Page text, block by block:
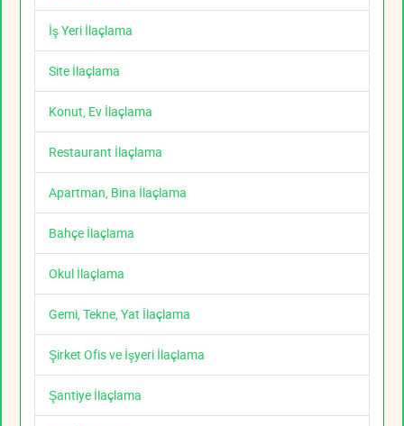
İş Yeri İlaçlama
Site İlaçlama
Konut, Ev İlaçlama
Restaurant İlaçlama
Apartman, Bina İlaçlama
Bahçe İlaçlama
Okul İlaçlama
Gemi, Tekne, Yat İlaçlama
Şirket Ofis ve İşyeri İlaçlama
Şantiye İlaçlama